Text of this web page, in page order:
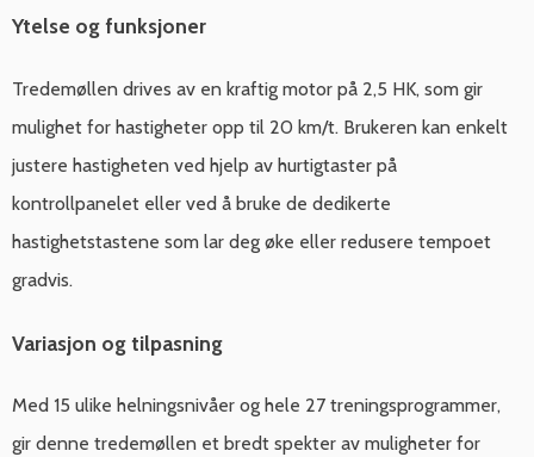
Ytelse og funksjoner
Tredemøllen drives av en kraftig motor på 2,5 HK, som gir
mulighet for hastigheter opp til 20 km/t. Brukeren kan enkelt
justere hastigheten ved hjelp av hurtigtaster på
kontrollpanelet eller ved å bruke de dedikerte
hastighetstastene som lar deg øke eller redusere tempoet
gradvis.
Variasjon og tilpasning
Med 15 ulike helningsnivåer og hele 27 treningsprogrammer,
gir denne tredemøllen et bredt spekter av muligheter for